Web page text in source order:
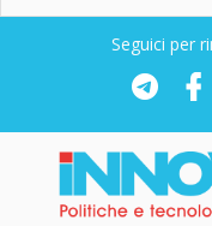
Seguici per